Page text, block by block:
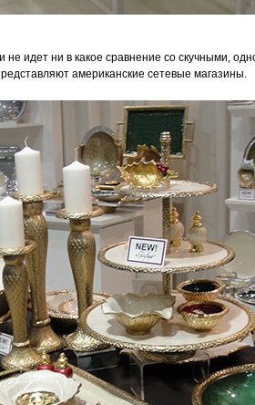
не идет ни в какое сравнение со скучными,
американские сетевые магазины.